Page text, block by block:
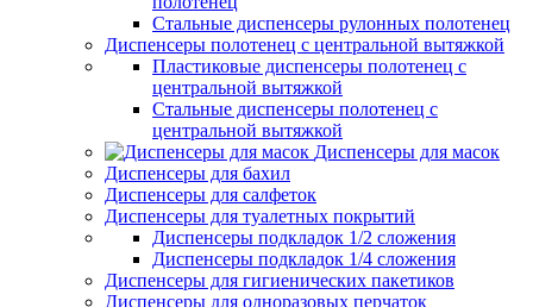
Стальные диспенсеры рулонных полотенец
Диспенсеры полотенец с центральной вытяжкой
Пластиковые диспенсеры полотенец с
центральной вытяжкой
Стальные диспенсеры полотенец с
центральной вытяжкой
Диспенсеры для масок
Диспенсеры для бахил
Диспенсеры для салфеток
Диспенсеры для туалетных покрытий
Диспенсеры подкладок 1/2 сложения
Диспенсеры подкладок 1/4 сложения
Диспенсеры для гигиенических пакетиков
Диспенсеры для одноразовых перчаток